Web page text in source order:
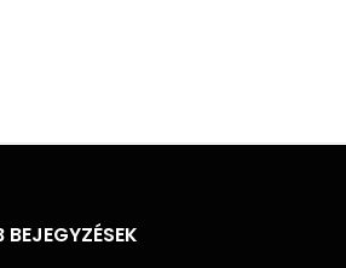
BEJEGYZÉSEK